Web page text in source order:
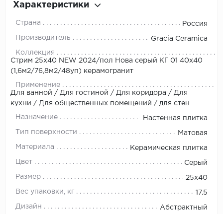
Характеристики
Страна Россия
Производитель Gracia Ceramica
Коллекция
Стрим 25х40 NEW 2024/пол Нова серый КГ 01 40х40
(1,6м2/76,8м2/48уп) керамогранит
Применение
Для ванной / Для гостиной / Для коридора / Для
кухни / Для общественных помещений / для стен
Назначение Настенная плитка
Тип поверхности Матовая
Материала Керамическая плитка
Цвет Серый
Размер 25x40
Вес упаковки, кг 17.5
Дизайн Абстрактный